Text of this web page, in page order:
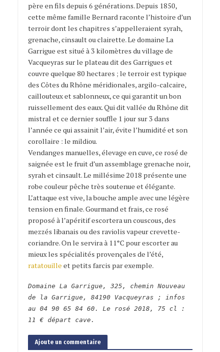
père en fils depuis 6 générations. Depuis 1850,
cette même famille Bernard raconte l’histoire d’un
terroir dont les chapitres s’appelleraient syrah,
grenache, cinsault ou clairette. Le domaine La
Garrigue est situé à 3 kilomètres du village de
Vacqueyras sur le plateau dit des Garrigues et
couvre quelque 80 hectares ; le terroir est typique
des Côtes du Rhône méridionales, argilo-calcaire,
caillouteux et sablonneux, ce qui garantit un bon
ruissellement des eaux. Qui dit vallée du Rhône dit
mistral et ce dernier souffle 1 jour sur 3 dans
l’année ce qui assainit l’air, évite l’humidité et son
corollaire : le mildiou.
Vendanges manuelles, élevage en cuve, ce rosé de
saignée est le fruit d’un assemblage grenache noir,
syrah et cinsault. Le millésime 2018 présente une
robe couleur pêche très soutenue et élégante.
L’attaque est vive, la bouche ample avec une légère
tension en finale. Gourmand et frais, ce rosé
proposé à l’apéritif escortera un couscous, des
mezzés libanais ou des raviolis vapeur crevette-
coriandre. On le servira à 11°C pour escorter au
mieux les spécialités provençales de l’été,
ratatouille et petits farcis par exemple.
Domaine La Garrigue, 325, chemin Nouveau
de la Garrigue, 84190 Vacqueyras ; infos
au 04 90 65 84 60. Le rosé 2018, 75 cl :
11 € départ cave.
Ajoute un commentaire